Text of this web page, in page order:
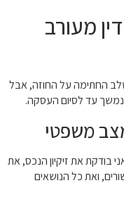
מעורב
החתימה על החוזה, אבל
עד לסיום העסקה.
משפטי
בודקת את זיקיון הנכס, את
ואת כל הנושאים